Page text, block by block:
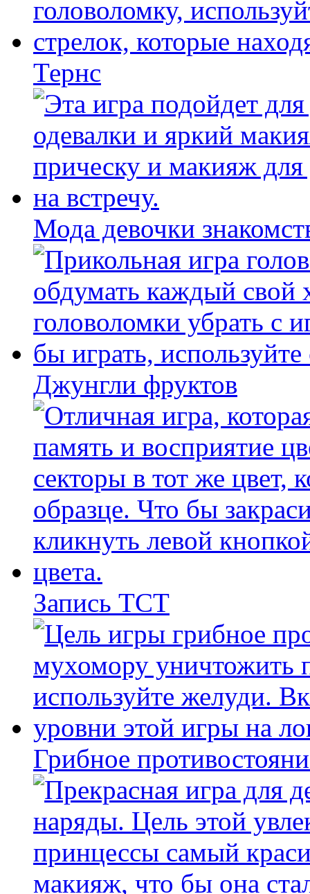
Тернс
Мода девочки
Джунгли фруктов
Запись ТСТ
Грибное